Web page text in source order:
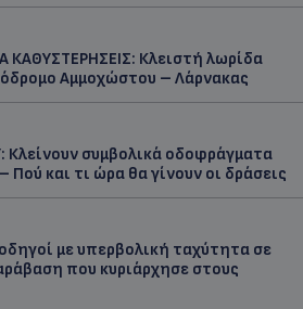
ΚΑΘΥΣΤΕΡΗΣΕΙΣ: Κλειστή λωρίδα
Αμμοχώστου – Λάρνακας
συμβολικά οδοφράγματα
και τι ώρα θα γίνουν οι δράσεις
με υπερβολική ταχύτητα σε
που κυριάρχησε στους